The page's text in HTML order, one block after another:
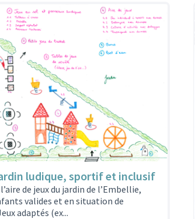
ludique, sportif et inclusif
de jeux du jardin de l’Embellie,
valides et en situation de
adaptés (ex...